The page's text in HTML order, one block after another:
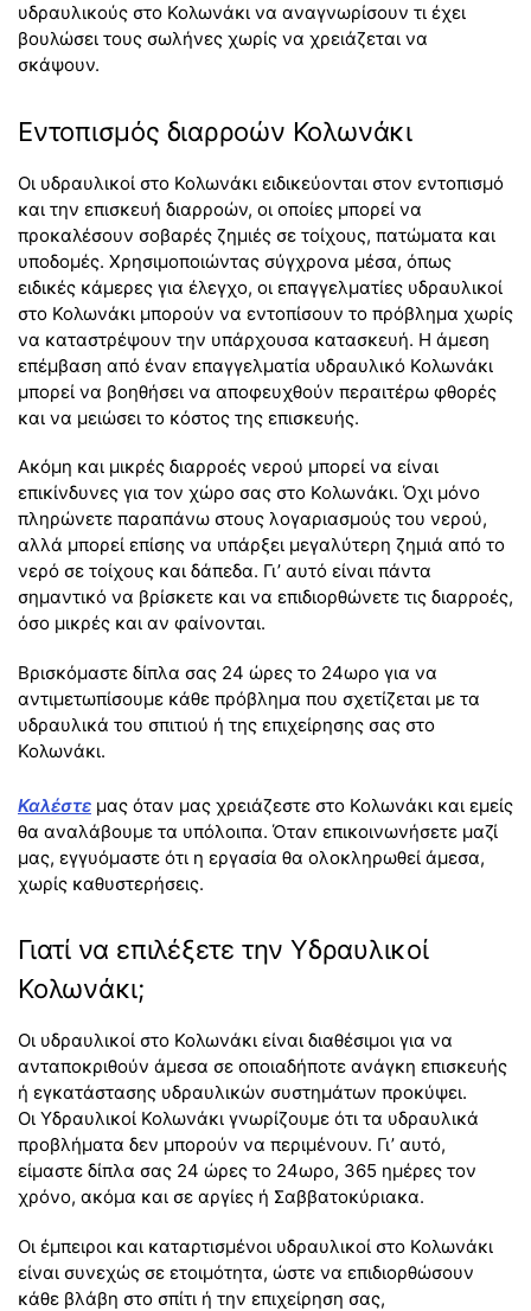
υδραυλικούς στο Κολωνάκι να αναγνωρίσουν τι έχει
βουλώσει τους σωλήνες χωρίς να χρειάζεται να
σκάψουν.
Εντοπισμός διαρροών Κολωνάκι
Οι υδραυλικοί στο Κολωνάκι ειδικεύονται στον εντοπισμό
και την επισκευή διαρροών, οι οποίες μπορεί να
προκαλέσουν σοβαρές ζημιές σε τοίχους, πατώματα και
υποδομές. Χρησιμοποιώντας σύγχρονα μέσα, όπως
ειδικές κάμερες για έλεγχο, οι επαγγελματίες υδραυλικοί
στο Κολωνάκι μπορούν να εντοπίσουν το πρόβλημα χωρίς
να καταστρέψουν την υπάρχουσα κατασκευή. Η άμεση
επέμβαση από έναν επαγγελματία υδραυλικό Κολωνάκι
μπορεί να βοηθήσει να αποφευχθούν περαιτέρω φθορές
και να μειώσει το κόστος της επισκευής.
Ακόμη και μικρές διαρροές νερού μπορεί να είναι
επικίνδυνες για τον χώρο σας στο Κολωνάκι. Όχι μόνο
πληρώνετε παραπάνω στους λογαριασμούς του νερού,
αλλά μπορεί επίσης να υπάρξει μεγαλύτερη ζημιά από το
νερό σε τοίχους και δάπεδα. Γι’ αυτό είναι πάντα
σημαντικό να βρίσκετε και να επιδιορθώνετε τις διαρροές,
όσο μικρές και αν φαίνονται.
Βρισκόμαστε δίπλα σας 24 ώρες το 24ωρο για να
αντιμετωπίσουμε κάθε πρόβλημα που σχετίζεται με τα
υδραυλικά του σπιτιού ή της επιχείρησης σας στο
Κολωνάκι.
Καλέστε μας όταν μας χρειάζεστε στο Κολωνάκι και εμείς
θα αναλάβουμε τα υπόλοιπα. Όταν επικοινωνήσετε μαζί
μας, εγγυόμαστε ότι η εργασία θα ολοκληρωθεί άμεσα,
χωρίς καθυστερήσεις.
Γιατί να επιλέξετε την Υδραυλικοί
Κολωνάκι;
Οι υδραυλικοί στο Κολωνάκι είναι διαθέσιμοι για να
ανταποκριθούν άμεσα σε οποιαδήποτε ανάγκη επισκευής
ή εγκατάστασης υδραυλικών συστημάτων προκύψει.
Οι Υδραυλικοί Κολωνάκι γνωρίζουμε ότι τα υδραυλικά
προβλήματα δεν μπορούν να περιμένουν. Γι’ αυτό,
είμαστε δίπλα σας 24 ώρες το 24ωρο, 365 ημέρες τον
χρόνο, ακόμα και σε αργίες ή Σαββατοκύριακα.
Οι έμπειροι και καταρτισμένοι υδραυλικοί στο Κολωνάκι
είναι συνεχώς σε ετοιμότητα, ώστε να επιδιορθώσουν
κάθε βλάβη στο σπίτι ή την επιχείρηση σας,